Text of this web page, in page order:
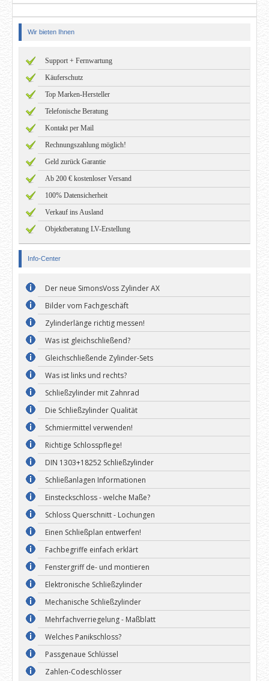
Wir bieten Ihnen
Support + Fernwartung
Käuferschutz
Top Marken-Hersteller
Telefonische Beratung
Kontakt per Mail
Rechnungszahlung möglich!
Geld zurück Garantie
Ab 200 € kostenloser Versand
100% Datensicherheit
Verkauf ins Ausland
Objektberatung LV-Erstellung
Info-Center
Der neue SimonsVoss Zylinder AX
Bilder vom Fachgeschäft
Zylinderlänge richtig messen!
Was ist gleichschließend?
Gleichschließende Zylinder-Sets
Was ist links und rechts?
Schließzylinder mit Zahnrad
Die Schließzylinder Qualität
Schmiermittel verwenden!
Richtige Schlosspflege!
DIN 1303+18252 Schließzylinder
Schließanlagen Informationen
Einsteckschloss - welche Maße?
Schloss Querschnitt - Lochungen
Einen Schließplan entwerfen!
Fachbegriffe einfach erklärt
Fenstergriff de- und montieren
Elektronische Schließzylinder
Mechanische Schließzylinder
Mehrfachverriegelung - Maßblatt
Welches Panikschloss?
Passgenaue Schlüssel
Zahlen-Codeschlösser